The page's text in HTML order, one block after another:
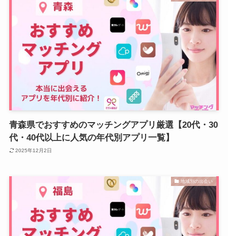
青森県でおすすめのマッチングアプリ厳選【20代・30
代・40代以上に人気の年代別アプリ一覧】
2025年12月2日
地域別の出会い